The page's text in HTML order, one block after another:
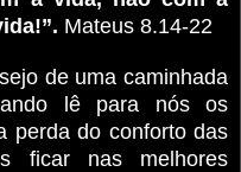
Mateus 8.14-22
de uma caminhada
lê para nós os
perda do conforto das
ficar nas melhores